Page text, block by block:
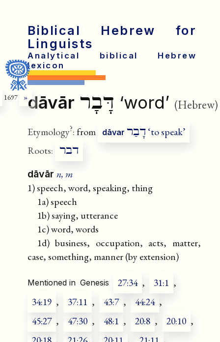
Biblical Hebrew for
Linguists
Analytical biblical Hebrew
lexicon
1697 »dāvār דָּבָר ‘word’ (Hebrew)
Etymology?:from dāvar דָבַר‘to speak’
Roots: דבר
dāvār n, m
1) speech, word, speaking, thing
1a) speech
1b) saying, utterance
1c) word, words
1d) business, occupation, acts, matter,
case, something, manner (by extension)
Mentioned in Genesis 27:34 , 31:1 ,
34:19 , 37:11 , 43:7 , 44:24 ,
45:27 , 47:30 , 48:1 , 20:8 , 20:10 ,